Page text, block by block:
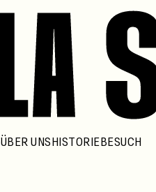
ÜBER UNS HISTORIE BESUCH